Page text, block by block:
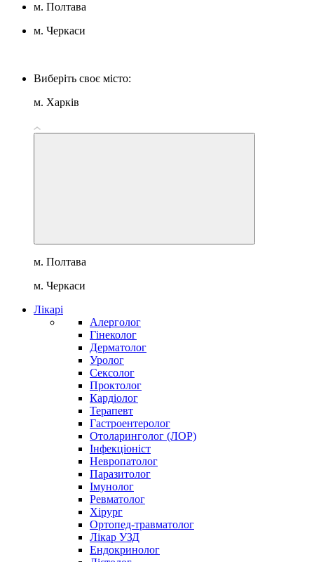
м. Полтава
м. Черкаси
Виберіть своє місто:
м. Харків
м. Полтава
м. Черкаси
Лікарі
Алерголог
Гінеколог
Дерматолог
Уролог
Сексолог
Проктолог
Кардіолог
Терапевт
Гастроентеролог
Отоларинголог (ЛОР)
Інфекціоніст
Невропатолог
Паразитолог
Імунолог
Ревматолог
Хірург
Ортопед-травматолог
Лікар УЗД
Ендокринолог